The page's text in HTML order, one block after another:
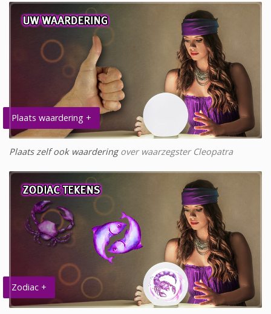
Plaats waardering +
Plaats zelf ook waarderingover waarzegster Cleopatra
Zodiac +